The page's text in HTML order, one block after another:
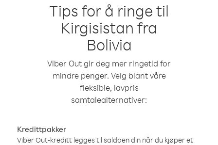
Tips for å ringe til
Kirgisistan fra
Bolivia
Viber Out gir deg mer ringetid for
mindre penger. Velg blant våre
fleksible, lavpris
samtalealternativer:
Kredittpakker
Viber Out-kreditt legges til saldoen din når du kjøper et